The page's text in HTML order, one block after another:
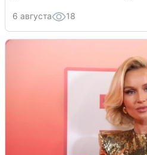
6 августа 18